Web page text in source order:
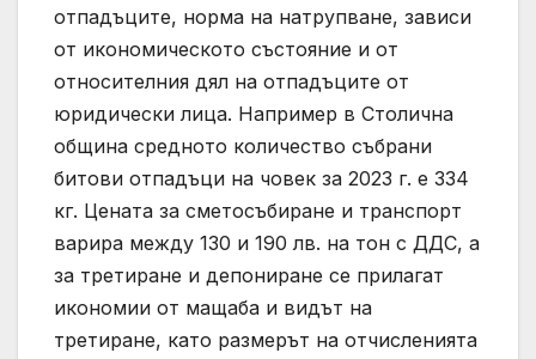
отпадъците, норма на натрупване, зависи
от икономическото състояние и от
относителния дял на отпадъците от
юридически лица. Например в Столична
община средното количество събрани
битови отпадъци на човек за 2023 г. е 334
кг. Цената за сметосъбиране и транспорт
варира между 130 и 190 лв. на тон с ДДС, а
за третиране и депониране се прилагат
икономии от мащаба и видът на
третиране, като размерът на отчисленията